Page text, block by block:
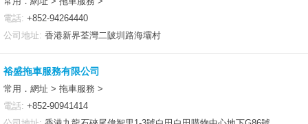
電話: +852-94264440
公司地址: 香港新界荃灣二陂圳路海壩村
裕盛拖車服務有限公司
常用．網址 > 拖車服務 >
電話: +852-90941414